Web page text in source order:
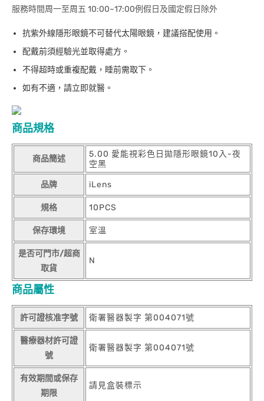
服務時間周一至周五 10:00~17:00例假日及國定假日除外
抗紫外線隱形眼鏡不可替代太陽眼鏡，建議搭配使用。
配戴前須經驗光並取得處方。
不得超時或重複配戴，睡前需取下。
如有不適，請立即就醫。
商品規格
商品簡述
5.00 愛能視彩色日拋隱形眼鏡10入-夜
空黑
品牌 iLens
規格 10PCS
保存環境 室溫
是否可門市/超商
取貨
N
商品屬性
許可證核准字號 衛署醫器製字 第004071號
醫療器材許可證
號
衛署醫器製字 第004071號
有效期間或保存
期限
請見盒裝標示